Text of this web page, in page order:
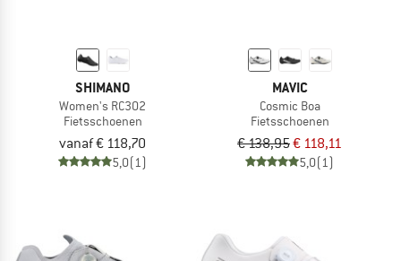
SHIMANO
Women's RC302
Fietsschoenen
vanaf € 118,70
5,0(1)
MAVIC
Cosmic Boa
Fietsschoenen
€ 138,95€ 118,11
5,0(1)